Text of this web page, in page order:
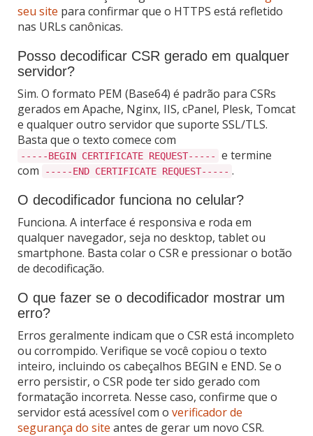
seu site para confirmar que o HTTPS está refletido
nas URLs canônicas.
Posso decodificar CSR gerado em qualquer
servidor?
Sim. O formato PEM (Base64) é padrão para CSRs
gerados em Apache, Nginx, IIS, cPanel, Plesk, Tomcat
e qualquer outro servidor que suporte SSL/TLS.
Basta que o texto comece com
-----BEGIN CERTIFICATE REQUEST-----
e termine
com
-----END CERTIFICATE REQUEST----- .
O decodificador funciona no celular?
Funciona. A interface é responsiva e roda em
qualquer navegador, seja no desktop, tablet ou
smartphone. Basta colar o CSR e pressionar o botão
de decodificação.
O que fazer se o decodificador mostrar um
erro?
Erros geralmente indicam que o CSR está incompleto
ou corrompido. Verifique se você copiou o texto
inteiro, incluindo os cabeçalhos BEGIN e END. Se o
erro persistir, o CSR pode ter sido gerado com
formatação incorreta. Nesse caso, confirme que o
servidor está acessível com o verificador de
segurança do site antes de gerar um novo CSR.